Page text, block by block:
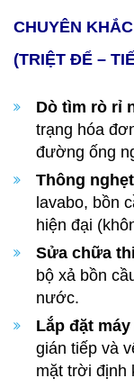
CHUYÊN
(TRIỆT ĐỂ –
Dò tìm rò rỉ
trạng hóa
đường ống
Thông
lavabo, bồn
hiện đại
Sửa chữa
bộ xả bồn
nước.
Lắp đặt
gián tiếp và
mặt trời định